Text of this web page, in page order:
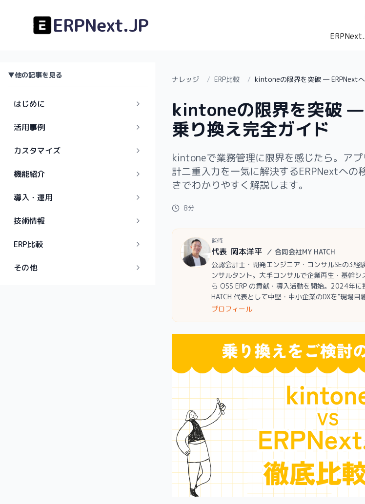
ERPNext.JP
▼他の記事を見る
はじめに
活用事例
カスタマイズ
機能紹介
導入・運用
技術情報
ERP比較
その他
ナレッジ / ERP比較 / kintoneの限界を突破 — ERPNext
kintoneの限界を突破
乗り換え完全ガイド
kintoneで業務管理に限界を感じたら。ア
計二重入力を一気に解決するERPNextへの
きでわかりやすく解説します。
8分
監修
代表 岡本洋平 ／ 合同会社MY HATCH
公認会計士・開発エンジニア・コンサルSEの3経
ンサルタント。大手コンサルで企業再生・基幹
ら OSS ERP の貢献・導入活動を開始。2024年に
HATCH 代表として中堅・中小企業のDXを"現場目
プロフィール